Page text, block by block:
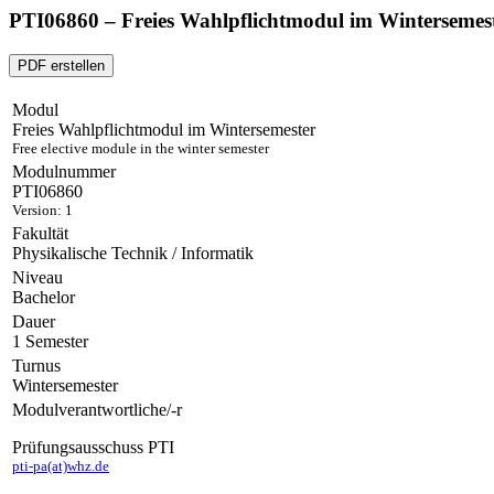
PTI06860 – Freies Wahlpflichtmodul im
PDF erstellen
Modul
Freies Wahlpflichtmodul im Wintersemester
Free elective module in the winter semester
Modulnummer
PTI06860
Version: 1
Fakultät
Physikalische Technik / Informatik
Niveau
Bachelor
Dauer
1 Semester
Turnus
Wintersemester
Modulverantwortliche/-r
Prüfungsausschuss PTI
pti-pa(at)whz.de